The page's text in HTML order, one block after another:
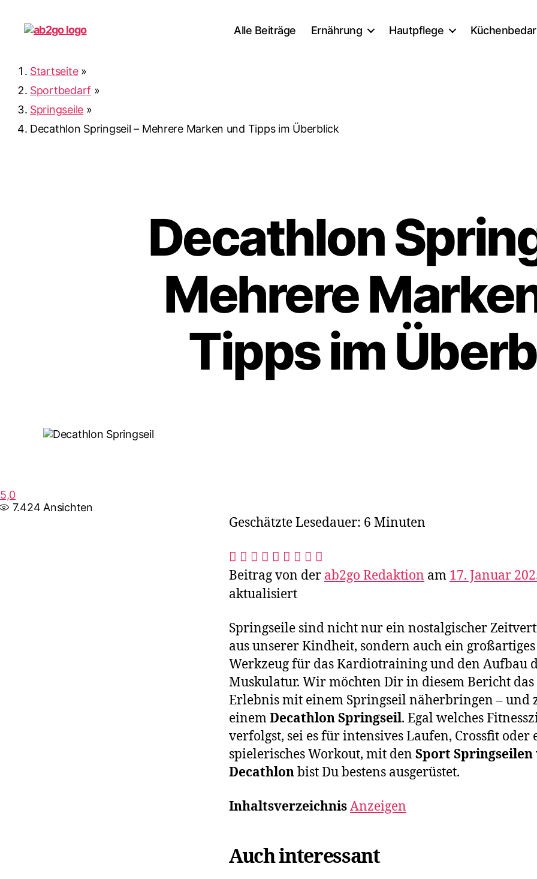
Alle Beiträge Ernährung Hautpflege
Startseite»
Sportbedarf »
Springseile »
Decathlon Springseil – Mehrere Marken und Tipps im Überblick
Decathlon
Mehrere
Tipps im
5,0
7.424 Ansichten
Geschätzte Lesedauer: 6 Minuten
Beitrag von der ab2go Redaktion am 17. Januar
aktualisiert
Springseile sind nicht nur ein nostalgischer
aus unserer Kindheit, sondern auch ein großartiges
Werkzeug für das Kardiotraining und den Aufbau
Muskulatur. Wir möchten Dir in diesem Bericht das
Erlebnis mit einem Springseil näherbringen – und
einemDecathlon Springseil. Egal welches
verfolgst, sei es für intensives Laufen, Crossfit oder
spielerisches Workout, mit den Sport Springseilen
Decathlonbist Du bestens ausgerüstet.
InhaltsverzeichnisAnzeigen
Auch interessant